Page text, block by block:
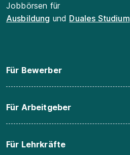
Jobbörsen für
Ausbildung und Duales Studium
Für Bewerber
Für Arbeitgeber
Für Lehrkräfte